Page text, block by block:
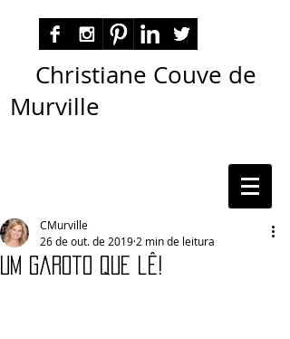
Christiane Couve de
Murville
Um garoto que lê!
CMurville
26 de out. de 2019 2 min de leitura